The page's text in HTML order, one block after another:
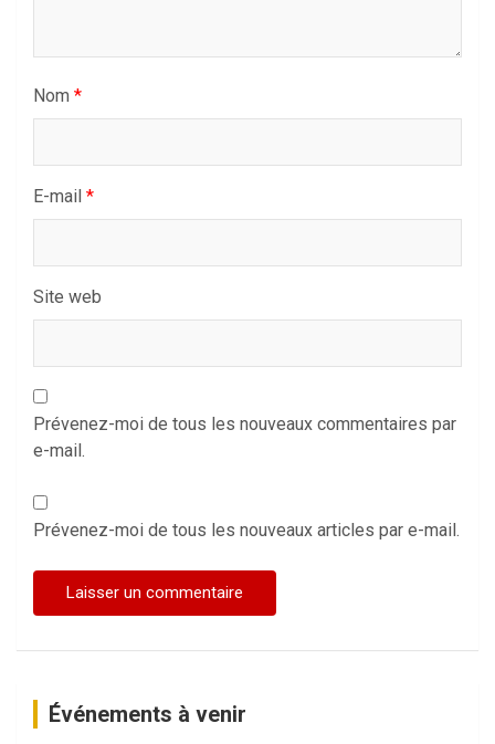
Nom *
E-mail *
Site web
Prévenez-moi de tous les nouveaux commentaires par
e-mail.
Prévenez-moi de tous les nouveaux articles par e-mail.
Événements à venir